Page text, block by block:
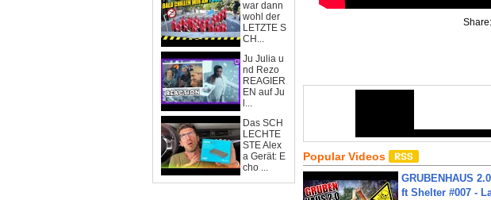
war dann
wohl der
LETZTE S
CH...
Ju Julia u
nd Rezo
REAGIER
EN auf Ju
l...
Das SCH
LECHTE
STE Alex
a Gerät: E
cho ...
Share:
Popular Videos
GRUBENHAUS
ft Shelter #007 -